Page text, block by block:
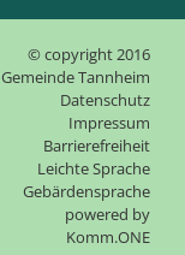
© copyright 2016
Gemeinde Tannheim
Datenschutz
Impressum
Barrierefreiheit
Leichte Sprache
Gebärdensprache
powered by
Komm.ONE